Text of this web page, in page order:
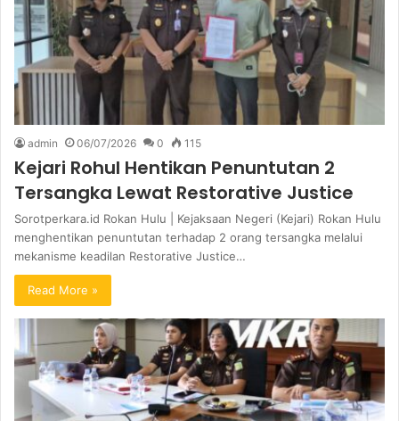
admin 06/07/2026 0 115
Kejari Rohul Hentikan Penuntutan 2
Tersangka Lewat Restorative Justice
Sorotperkara.id Rokan Hulu | Kejaksaan Negeri (Kejari) Rokan Hulu
menghentikan penuntutan terhadap 2 orang tersangka melalui
mekanisme keadilan Restorative Justice…
Read More »